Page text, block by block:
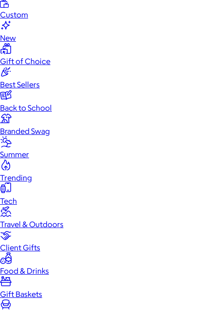
Custom
New
Gift of Choice
Best Sellers
Back to School
Branded Swag
Summer
Trending
Tech
Travel & Outdoors
Client Gifts
Food & Drinks
Gift Baskets